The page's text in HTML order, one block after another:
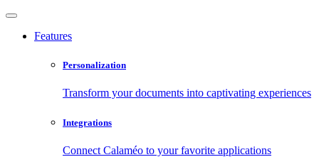
Features
Personalization
Transform your documents into captivating experiences
Integrations
Connect Calaméo to your favorite applications